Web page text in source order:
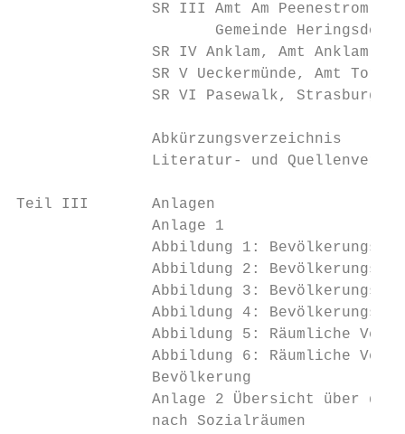
SR III Amt Am Peenestrom,
Gemeinde
SR IV Anklam, Amt Anklam-
SR V Ueckermünde, Amt
SR VI Pasewalk, Strasburg,
Abkürzungsverzeichnis
Literatur- und
Teil III       Anlagen
Anlage 1
Abbildung 1:
Abbildung 2:
Abbildung 3:
Abbildung 4:
Abbildung 5: Räumliche
Abbildung 6: Räumliche
Bevölkerung
Anlage 2 Übersicht über
nach Sozialräumen